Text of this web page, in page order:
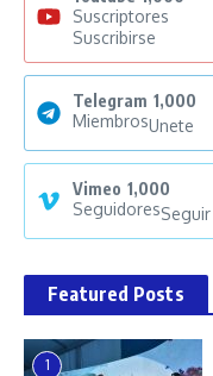
Suscriptores
Suscribirse
Telegram 1,000
MiembrosUnete
Vimeo 1,000
SeguidoresSeguir
Featured Posts
1